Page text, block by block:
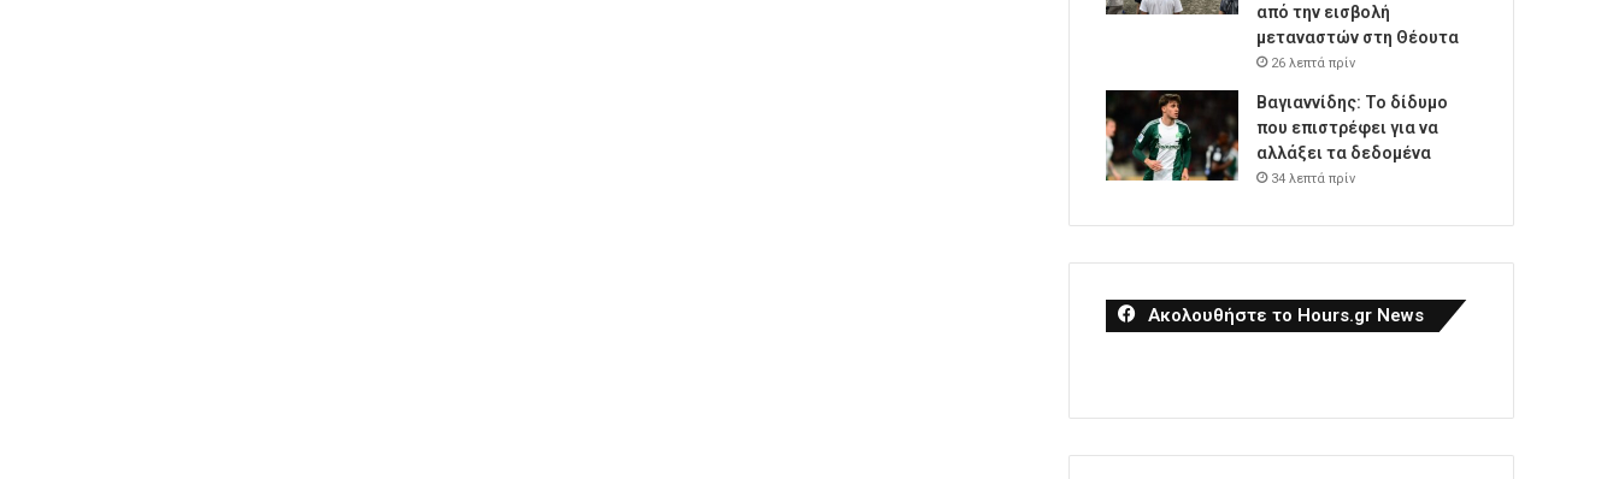
από την εισβολή
μεταναστών στη Θέουτα
26 λεπτά πρίν
Βαγιαννίδης: Το δίδυμο
που επιστρέφει για να
αλλάξει τα δεδομένα
34 λεπτά πρίν
Ακολουθήστε το Hours.gr News